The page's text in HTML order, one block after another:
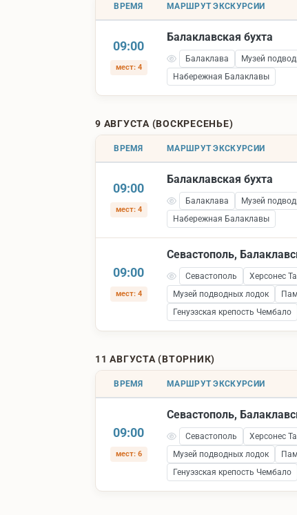
ВРЕМЯ МАРШРУТ ЭКСКУРСИИ
09:00
мест: 4
Балаклавская бухта
Балаклава Музей
Набережная Балаклавы
9 АВГУСТА (ВОСКРЕСЕНЬЕ)
ВРЕМЯ МАРШРУТ ЭКСКУРСИИ
09:00
мест: 4
Балаклавская бухта
Балаклава Музей
Набережная Балаклавы
09:00
мест: 4
Севастополь,
Севастополь Херсонес
Музей подводных лодок
Генуэзская крепость Чембало
11 АВГУСТА (ВТОРНИК)
ВРЕМЯ МАРШРУТ ЭКСКУРСИИ
09:00
мест: 6
Севастополь,
Севастополь Херсонес
Музей подводных лодок
Генуэзская крепость Чембало